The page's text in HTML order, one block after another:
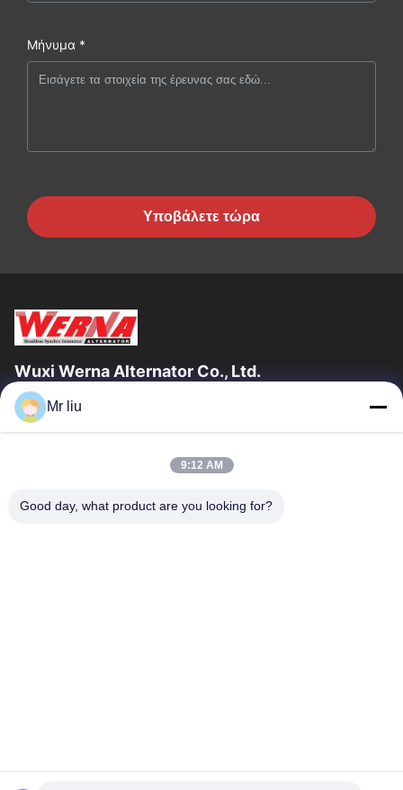
Μήνυμα *
Υποβάλετε τώρα
Wuxi Werna Alternator Co., Ltd.
Γρήγοροι Σύνδεσμοι
Σχετικά Με Εμάς
Επισκέψεις Στο Εργοστάσιο
Έλεγχος Ποιότητας
Mr liu
9:12 AM
Good day, what product are you looking for?